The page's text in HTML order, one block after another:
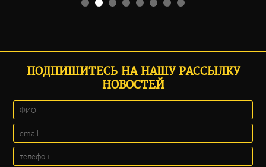
ПОДПИШИТЕСЬ НА НАШУ РАССЫЛКУ
НОВОСТЕЙ